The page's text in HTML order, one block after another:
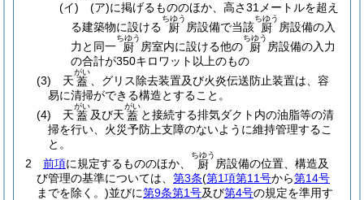
(イ)
(ア)に掲げるもののほか、高さ31メートルを超え
る建築物に設ける
厨
ちゆう
房設備で当該 厨
ちゆう
房設備の入
力と同一
厨
ちゆう
房室内に設ける他の 厨
ちゆう
房設備の入力
の合計が350キロワット以上のもの
(3)
天 蓋
がい
、グリス除去装置及び火炎伝送防止装置は、容
易に清掃ができる構造とすること。
(4)
天 蓋
がい
及び天 蓋
がい
と接続する排気ダクト内の油脂等の清
掃を行い、火災予防上支障のないように維持管理するこ
と。
2
前項に規定するもののほか、 厨
ちゆう
房設備の位置、構造及
び管理の基準については、 第3条(第1項第11号から第14号
までを除く。)並びに第9条第1号及び第4号の規定を準用す